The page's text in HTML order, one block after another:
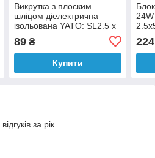
Викрутка з плоским
шліцом діелектрична
ізольована YATO: SL2.5 x
75/163 мм, оголений шліц-
17 мм [12]
89₴
Купити
224
за рік